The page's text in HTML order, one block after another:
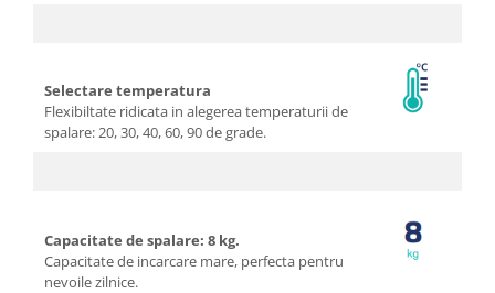
Selectare temperatura
Flexibiltate ridicata in alegerea temperaturii de
spalare: 20, 30, 40, 60, 90 de grade.
Capacitate de spalare: 8 kg.
Capacitate de incarcare mare, perfecta pentru
nevoile zilnice.